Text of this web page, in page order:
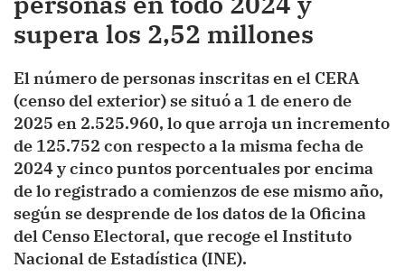
supera los 2,52 millones
El número de personas inscritas en el CERA
(censo del exterior) se situó a 1 de enero de
2025 en 2.525.960, lo que arroja un incremento
de 125.752 con respecto a la misma fecha de
2024 y cinco puntos porcentuales por encima
de lo registrado a comienzos de ese mismo año,
según se desprende de los datos de la Oficina
del Censo Electoral, que recoge el Instituto
Nacional de Estadística (INE).